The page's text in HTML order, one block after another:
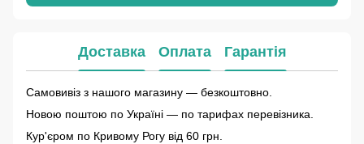
Доставка Оплата Гарантія
Самовивіз з нашого магазину — безкоштовно.
Новою поштою по Україні — по тарифах перевізника.
Кур'єром по Кривому Рогу від 60 грн.